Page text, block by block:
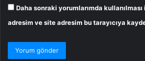
Daha sonraki yorumlarımda
adresim ve site adresim bu tarayıcıya